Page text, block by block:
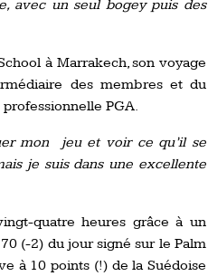
avec un seul bogey puis des
à Marrakech, son voyage
des membres et du
PGA.
mon jeu et voir ce qu’il se
je suis dans une excellente
quatre heures grâce à un
(-2) du jour signé sur le Palm
à 10 points (!) de la Suédoise